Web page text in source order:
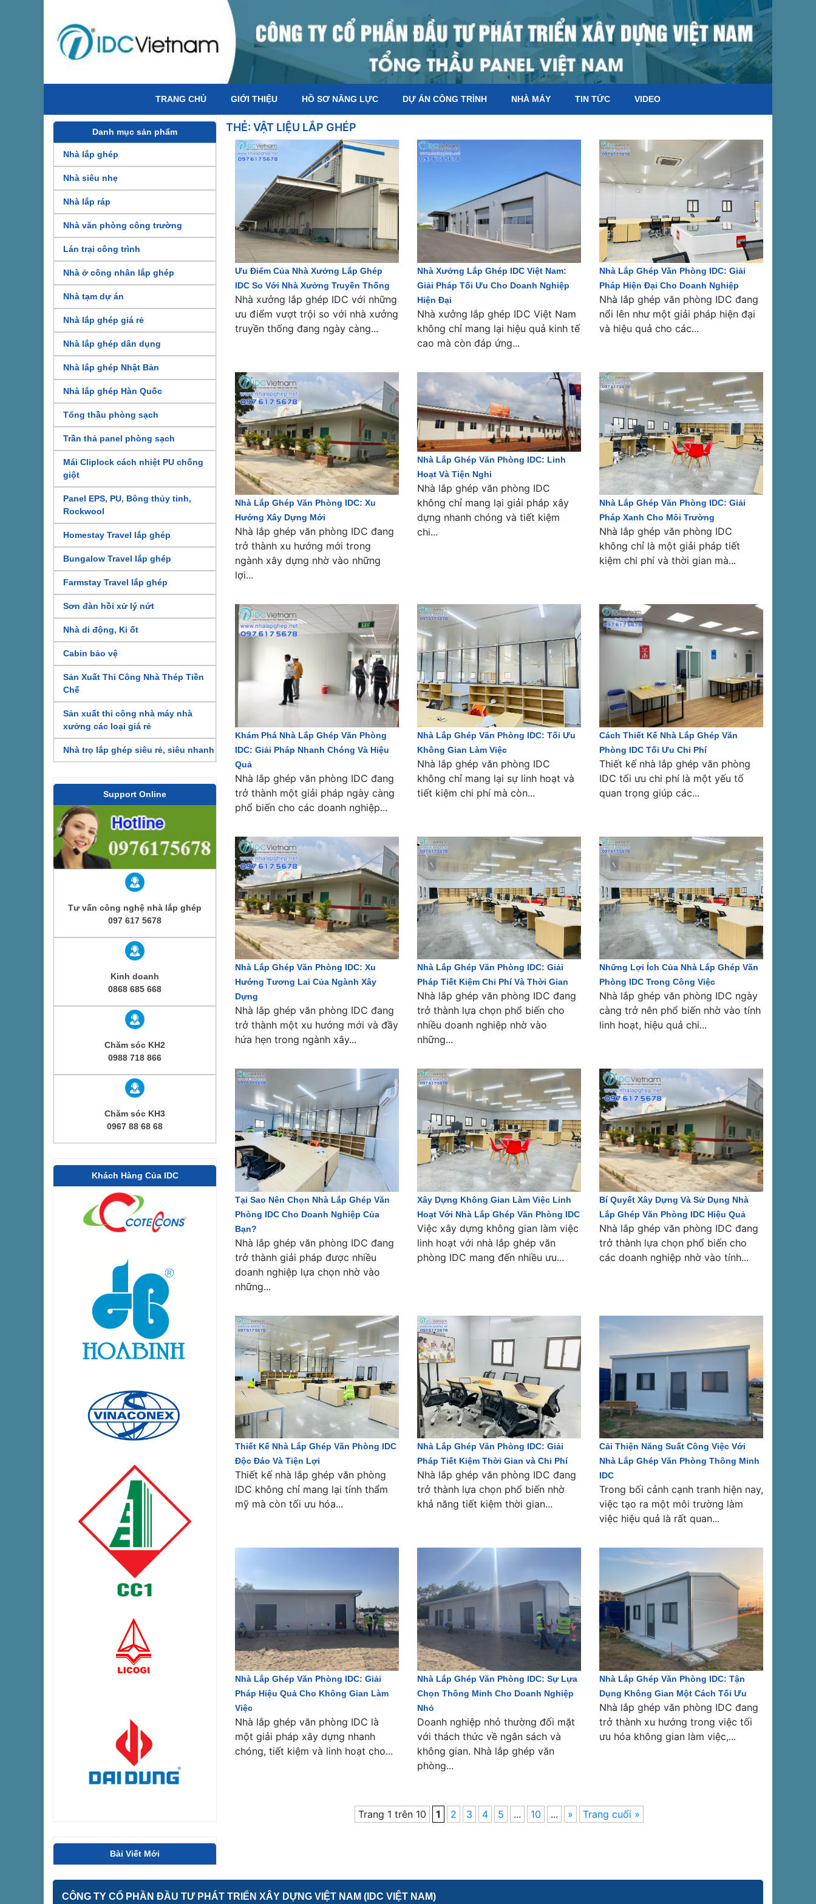
TRANG CHỦ GIỚI THIỆU HỒ SƠ NĂNG LỰC DỰ ÁN CÔNG TRÌNH NHÀ MÁY TIN TỨC VIDEO
Danh mục sản phẩm
Nhà lắp ghép
Nhà siêu nhẹ
Nhà lắp ráp
Nhà văn phòng công trường
Lán trại công trình
Nhà ở công nhân lắp ghép
Nhà tạm dự án
Nhà lắp ghép giá rẻ
Nhà lắp ghép dân dụng
Nhà lắp ghép Nhật Bản
Nhà lắp ghép Hàn Quốc
Tổng thầu phòng sạch
Trần thả panel phòng sạch
Mái Cliplock cách nhiệt PU chống
giột
Panel EPS, PU, Bông thủy tinh,
Rockwool
Homestay Travel lắp ghép
Bungalow Travel lắp ghép
Farmstay Travel lắp ghép
Sơn đàn hồi xử lý nứt
Nhà di động, Ki ốt
Cabin bảo vệ
Sản Xuất Thi Công Nhà Thép Tiền
Chế
Sản xuất thi công nhà máy nhà
xưởng các loại giá rẻ
Nhà trọ lắp ghép siêu rẻ, siêu nhanh
Support Online
Tư vấn công nghệ nhà lắp ghép
097 617 5678
Kinh doanh
0868 685 668
Chăm sóc KH2
0988 718 866
Chăm sóc KH3
0967 88 68 68
Khách Hàng Của IDC
Bài Viết Mới
THẺ: VẬT LIỆU LẮP GHÉP
Ưu Điểm Của Nhà Xưởng Lắp Ghép
IDC So Với Nhà Xưởng Truyền Thống
Nhà xưởng lắp ghép IDC với những
ưu điểm vượt trội so với nhà xưởng
truyền thống đang ngày càng...
Nhà Xưởng Lắp Ghép IDC Việt Nam:
Giải Pháp Tối Ưu Cho Doanh Nghiệp
Hiện Đại
Nhà xưởng lắp ghép IDC Việt Nam
không chỉ mang lại hiệu quả kinh tế
cao mà còn đáp ứng...
Nhà Lắp Ghép Văn Phòng IDC: Giải
Pháp Hiện Đại Cho Doanh Nghiệp
Nhà lắp ghép văn phòng IDC đang
nổi lên như một giải pháp hiện đại
và hiệu quả cho các...
Nhà Lắp Ghép Văn Phòng IDC: Xu
Hướng Xây Dựng Mới
Nhà lắp ghép văn phòng IDC đang
trở thành xu hướng mới trong
ngành xây dựng nhờ vào những
lợi...
Nhà Lắp Ghép Văn Phòng IDC: Linh
Hoạt Và Tiện Nghi
Nhà lắp ghép văn phòng IDC
không chỉ mang lại giải pháp xây
dựng nhanh chóng và tiết kiệm
chi...
Nhà Lắp Ghép Văn Phòng IDC: Giải
Pháp Xanh Cho Môi Trường
Nhà lắp ghép văn phòng IDC
không chỉ là một giải pháp tiết
kiệm chi phí và thời gian mà...
Khám Phá Nhà Lắp Ghép Văn Phòng
IDC: Giải Pháp Nhanh Chóng Và Hiệu
Quả
Nhà lắp ghép văn phòng IDC đang
trở thành một giải pháp ngày càng
phổ biến cho các doanh nghiệp...
Nhà Lắp Ghép Văn Phòng IDC: Tối Ưu
Không Gian Làm Việc
Nhà lắp ghép văn phòng IDC
không chỉ mang lại sự linh hoạt và
tiết kiệm chi phí mà còn...
Cách Thiết Kế Nhà Lắp Ghép Văn
Phòng IDC Tối Ưu Chi Phí
Thiết kế nhà lắp ghép văn phòng
IDC tối ưu chi phí là một yếu tố
quan trọng giúp các...
Nhà Lắp Ghép Văn Phòng IDC: Xu
Hướng Tương Lai Của Ngành Xây
Dựng
Nhà lắp ghép văn phòng IDC đang
trở thành một xu hướng mới và đầy
hứa hẹn trong ngành xây...
Nhà Lắp Ghép Văn Phòng IDC: Giải
Pháp Tiết Kiệm Chi Phí Và Thời Gian
Nhà lắp ghép văn phòng IDC đang
trở thành lựa chọn phổ biến cho
nhiều doanh nghiệp nhờ vào
những...
Những Lợi Ích Của Nhà Lắp Ghép Văn
Phòng IDC Trong Công Việc
Nhà lắp ghép văn phòng IDC ngày
càng trở nên phổ biến nhờ vào tính
linh hoạt, hiệu quả chi...
Tại Sao Nên Chọn Nhà Lắp Ghép Văn
Phòng IDC Cho Doanh Nghiệp Của
Bạn?
Nhà lắp ghép văn phòng IDC đang
trở thành giải pháp được nhiều
doanh nghiệp lựa chọn nhờ vào
những...
Xây Dựng Không Gian Làm Việc Linh
Hoạt Với Nhà Lắp Ghép Văn Phòng IDC
Việc xây dựng không gian làm việc
linh hoạt với nhà lắp ghép văn
phòng IDC mang đến nhiều ưu...
Bí Quyết Xây Dựng Và Sử Dụng Nhà
Lắp Ghép Văn Phòng IDC Hiệu Quả
Nhà lắp ghép văn phòng IDC đang
trở thành lựa chọn phổ biến cho
các doanh nghiệp nhờ vào tính...
Thiết Kế Nhà Lắp Ghép Văn Phòng IDC
Độc Đáo Và Tiện Lợi
Thiết kế nhà lắp ghép văn phòng
IDC không chỉ mang lại tính thẩm
mỹ mà còn tối ưu hóa...
Nhà Lắp Ghép Văn Phòng IDC: Giải
Pháp Tiết Kiệm Thời Gian và Chi Phí
Nhà lắp ghép văn phòng IDC đang
trở thành lựa chọn phổ biến nhờ
khả năng tiết kiệm thời gian...
Cải Thiện Năng Suất Công Việc Với
Nhà Lắp Ghép Văn Phòng Thông Minh
IDC
Trong bối cảnh cạnh tranh hiện nay,
việc tạo ra một môi trường làm
việc hiệu quả là rất quan...
Nhà Lắp Ghép Văn Phòng IDC: Giải
Pháp Hiệu Quả Cho Không Gian Làm
Việc
Nhà lắp ghép văn phòng IDC là
một giải pháp xây dựng nhanh
chóng, tiết kiệm và linh hoạt cho...
Nhà Lắp Ghép Văn Phòng IDC: Sự Lựa
Chọn Thông Minh Cho Doanh Nghiệp
Nhỏ
Doanh nghiệp nhỏ thường đối mặt
với thách thức về ngân sách và
không gian. Nhà lắp ghép văn
phòng...
Nhà Lắp Ghép Văn Phòng IDC: Tận
Dụng Không Gian Một Cách Tối Ưu
Nhà lắp ghép văn phòng IDC đang
trở thành xu hướng trong việc tối
ưu hóa không gian làm việc,...
Trang 1 trên 10 1 2 3 4 5 ... 10 ... » Trang cuối »
CÔNG TY CỔ PHẦN ĐẦU TƯ PHÁT TRIỂN XÂY DỰNG VIỆT NAM (IDC VIỆT NAM)